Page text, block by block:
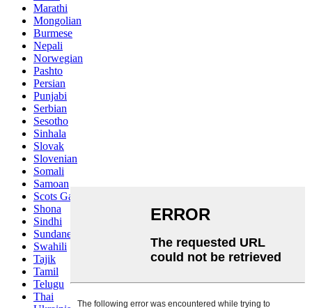
Marathi
Mongolian
Burmese
Nepali
Norwegian
Pashto
Persian
Punjabi
Serbian
Sesotho
Sinhala
Slovak
Slovenian
Somali
Samoan
Scots Gaelic
Shona
Sindhi
Sundanese
Swahili
Tajik
Tamil
Telugu
Thai